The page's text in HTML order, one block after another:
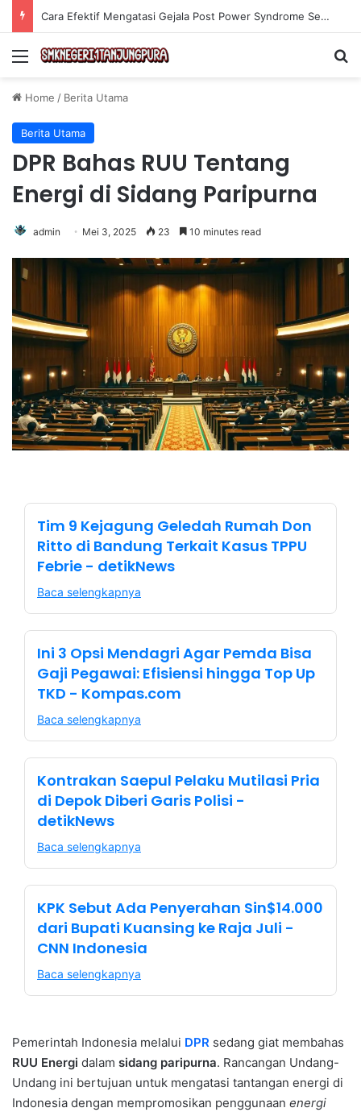
Cara Efektif Mengatasi Gejala Post Power Syndrome Setelah Pensiun Kerja
Menu
Home / Berita Utama
Berita Utama
DPR Bahas RUU Tentang
Energi di Sidang Paripurna
admin Mei 3, 2025 23 10 minutes read
Tim 9 Kejagung Geledah Rumah Don
Ritto di Bandung Terkait Kasus TPPU
Febrie - detikNews
Baca selengkapnya
Ini 3 Opsi Mendagri Agar Pemda Bisa
Gaji Pegawai: Efisiensi hingga Top Up
TKD - Kompas.com
Baca selengkapnya
Kontrakan Saepul Pelaku Mutilasi Pria
di Depok Diberi Garis Polisi -
detikNews
Baca selengkapnya
KPK Sebut Ada Penyerahan Sin$14.000
dari Bupati Kuansing ke Raja Juli -
CNN Indonesia
Baca selengkapnya
Pemerintah Indonesia melalui DPR sedang giat membahas
RUU Energi dalam sidang paripurna. Rancangan Undang-
Undang ini bertujuan untuk mengatasi tantangan energi di
Indonesia dengan mempromosikan penggunaan energi